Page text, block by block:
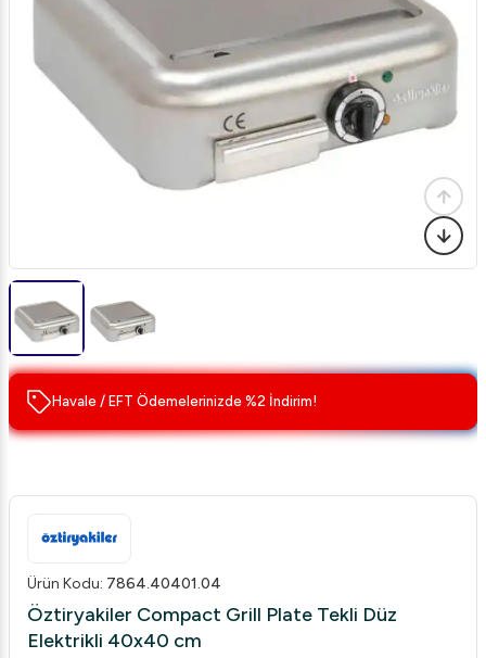
Havale / EFT Ödemelerinizde %2 İndirim!
Ürün Kodu: 7864.40401.04
Öztiryakiler Compact Grill Plate Tekli Düz
Elektrikli 40x40 cm